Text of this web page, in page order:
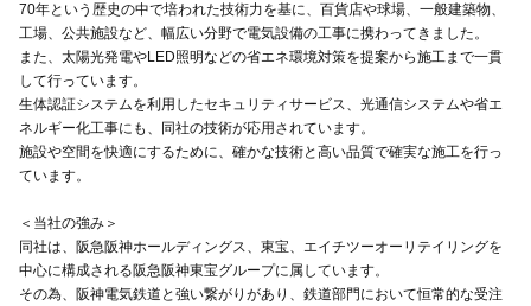
70年という歴史の中で培われた技術力を基に、百貨店や球場、一般建築物、
工場、公共施設など、幅広い分野で電気設備の工事に携わってきました。
また、太陽光発電やLED照明などの省エネ環境対策を提案から施工まで一貫
して行っています。
生体認証システムを利用したセキュリティサービス、光通信システムや省エ
ネルギー化工事にも、同社の技術が応用されています。
施設や空間を快適にするために、確かな技術と高い品質で確実な施工を行っ
ています。
＜当社の強み＞
同社は、阪急阪神ホールディングス、東宝、エイチツーオーリテイリングを
中心に構成される阪急阪神東宝グループに属しています。
その為、阪神電気鉄道と強い繋がりがあり、鉄道部門において恒常的な受注